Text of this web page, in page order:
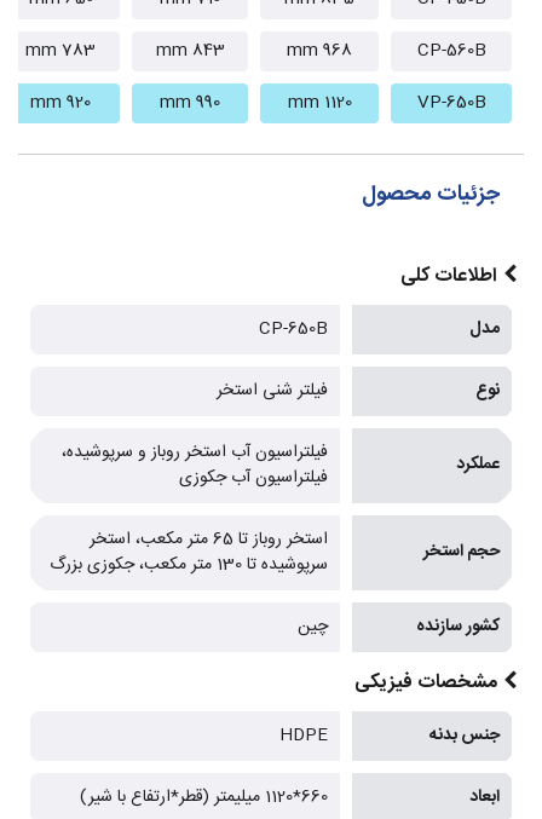
CP-560B
968 mm
843 mm
783 mm
VP-650B
1120 mm
990 mm
920 mm
جزئیات محصول
اطلاعات کلی
مدل CP-650B
نوع فیلتر شنی استخر
عملکرد
فیلتراسیون آب استخر روباز و سرپوشیده،
فیلتراسیون آب جکوزی
حجم استخر
استخر روباز تا 65 متر مکعب، استخر
سرپوشیده تا 130 متر مکعب، جکوزی بزرگ
کشور سازنده چین
مشخصات فیزیکی
جنس بدنه HDPE
ابعاد 660*1120 میلیمتر (قطر*ارتفاع با شیر)